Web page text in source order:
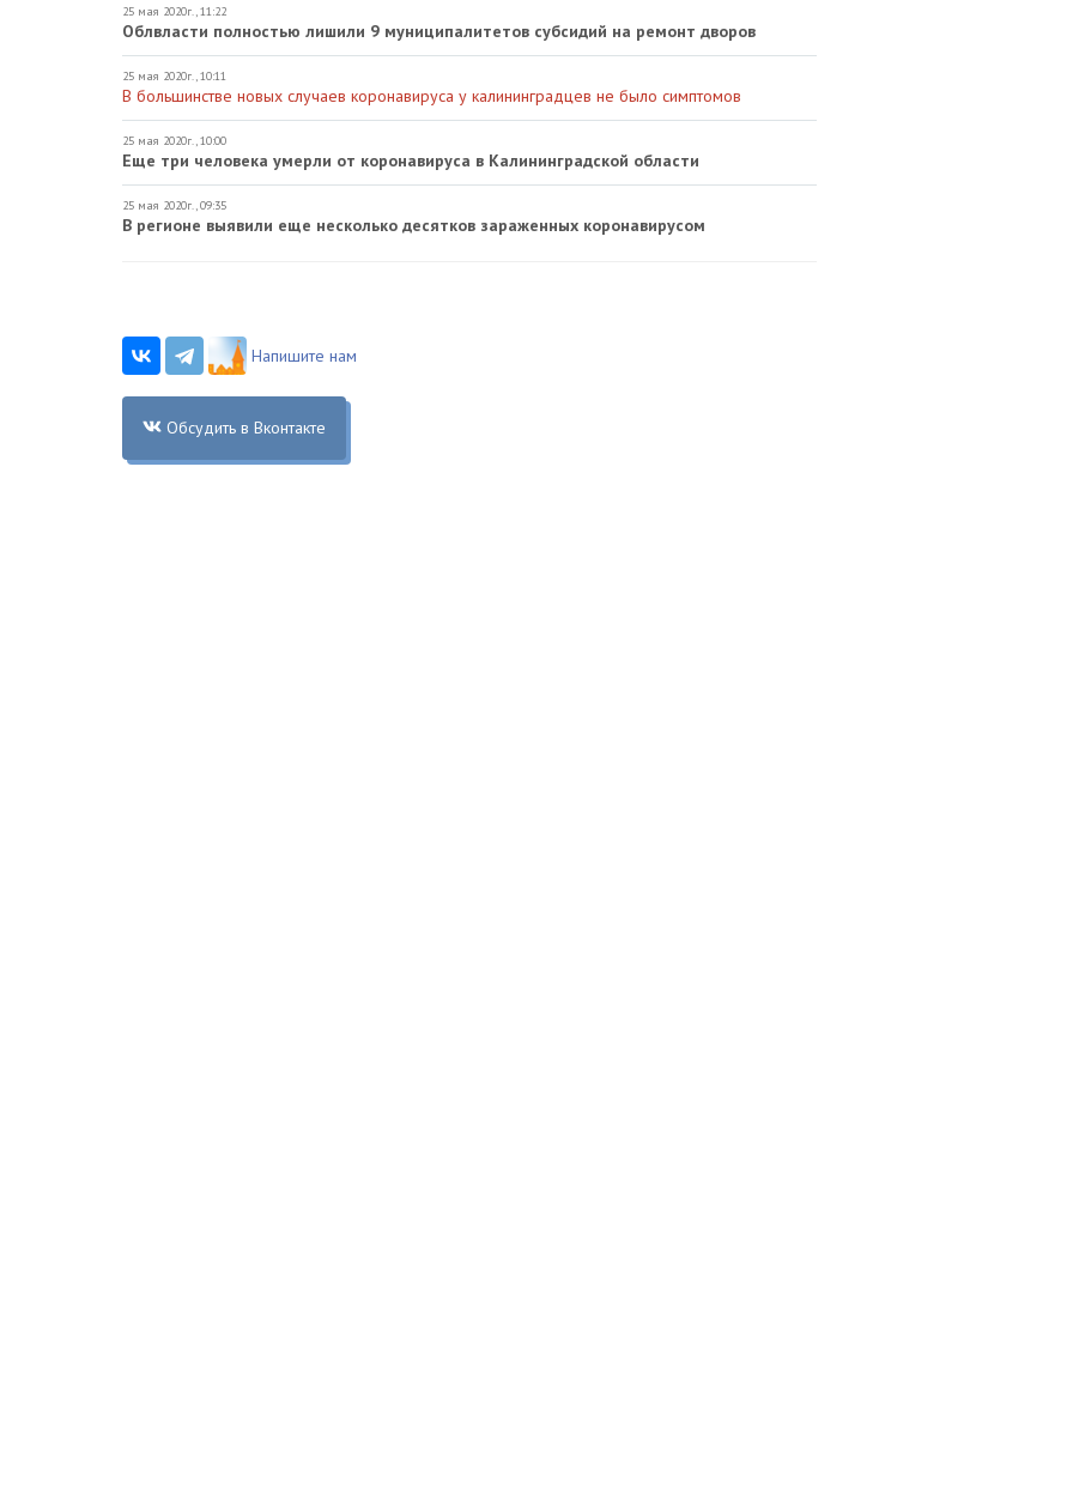
25 мая 2020г., 11:22
Облвласти полностью лишили 9 муниципалитетов субсидий на ремонт дворов
25 мая 2020г., 10:11
В большинстве новых случаев коронавируса у калининградцев не было симптомов
25 мая 2020г., 10:00
Еще три человека умерли от коронавируса в Калининградской области
25 мая 2020г., 09:35
В регионе выявили еще несколько десятков зараженных коронавирусом
Напишите нам
Обсудить в Вконтакте